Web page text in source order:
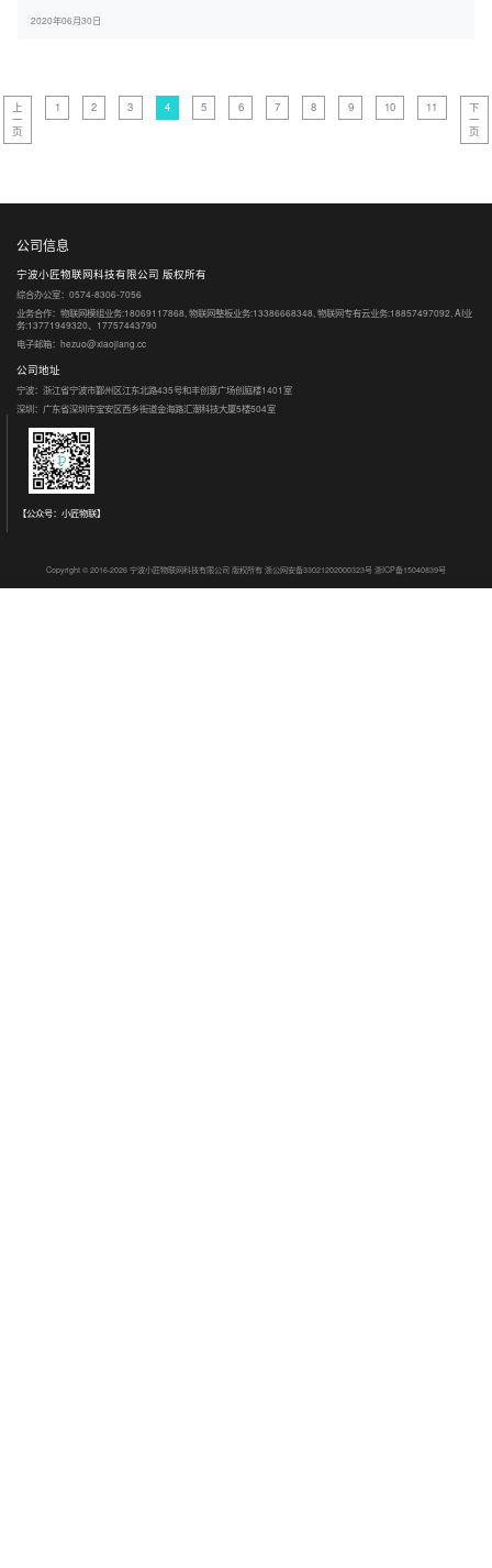
2020年06月30日
上
一
页
1 2 3 4 5 6 7 8 9 10 11 下
一
页
公司信息
宁波小匠物联网科技有限公司 版权所有
综合办公室：0574-8306-7056
业务合作：物联网模组业务:18069117868, 物联网整板业务:13386668348, 物联网专有云业务:18857497092, AI业
务:13771949320、17757443790
电子邮箱：hezuo@xiaojiang.cc
公司地址
宁波：浙江省宁波市鄞州区江东北路435号和丰创意广场创庭楼1401室
深圳：广东省深圳市宝安区西乡街道金海路汇潮科技大厦5楼504室
【公众号：小匠物联】
Copyright © 2016-2026 宁波小匠物联网科技有限公司 版权所有 浙公网安备33021202000323号 浙ICP备15040839号